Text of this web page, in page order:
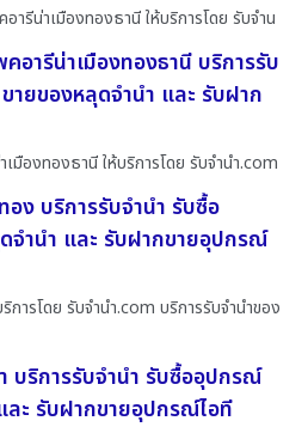
ารีน่าเมืองทองธานี ให้บริการโดย รับจําน
อารีน่าเมืองทองธานี บริการรับ
ายของหลุดจำนำ และ รับฝาก
มืองทองธานี ให้บริการโดย รับจํานํา.com
ง บริการรับจำนำ รับซื้อ
จำนำ และ รับฝากขายอุปกรณ์
การโดย รับจํานํา.com บริการรับจำนำของ
บริการรับจำนำ รับซื้ออุปกรณ์
ละ รับฝากขายอุปกรณ์ไอที